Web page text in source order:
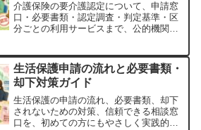
介護保険の要介護認定について、申請窓
口・必要書類・認定調査・判定基準・区
分ごとの利用サービスまで、公的機関の
生活保護申請の流れと必要書類・
却下対策ガイド
生活保護の申請の流れ、必要書類、却下
されないための対策、信頼できる相談窓
口を、初めての方にもやさしく実践的に